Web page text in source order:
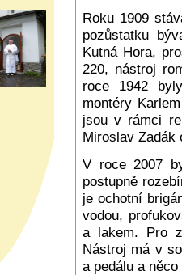
Roku 1909
pozůstatku
Kutná Hora,
220, nástroj
roce 1942
montéry
jsou v rámci
Miroslav Zadák
V roce 2007
postupně
je ochotní
vodou,
a lakem. Pro
Nástroj má v
a pedálu a